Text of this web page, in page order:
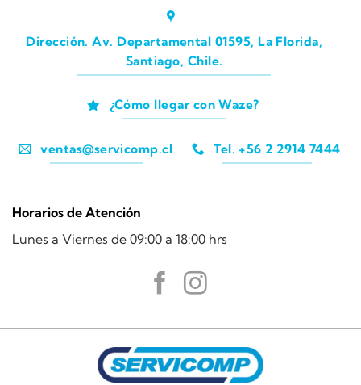
Dirección. Av. Departamental 01595, La Florida,
Santiago, Chile.
¿Cómo llegar con Waze?
ventas@servicomp.cl Tel. +56 2 2914 7444
Horarios de Atención
Lunes a Viernes de 09:00 a 18:00 hrs